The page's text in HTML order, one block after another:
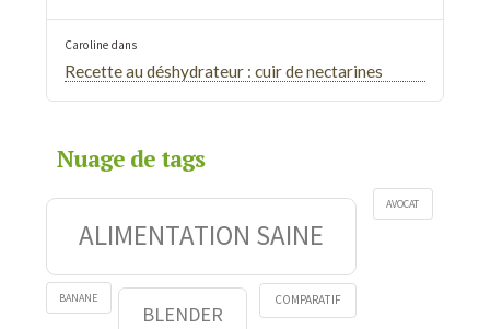
Carolinedans
Recette au déshydrateur : cuir de nectarines
Nuage de tags
ALIMENTATION SAINE
AVOCAT
BANANE
BLENDER
COMPARATIF